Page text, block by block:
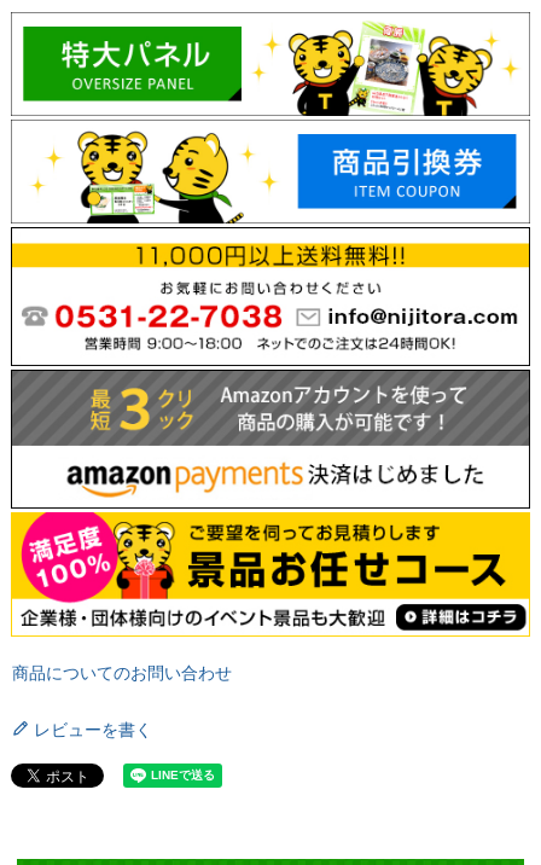
商品についてのお問い合わせ
レビューを書く